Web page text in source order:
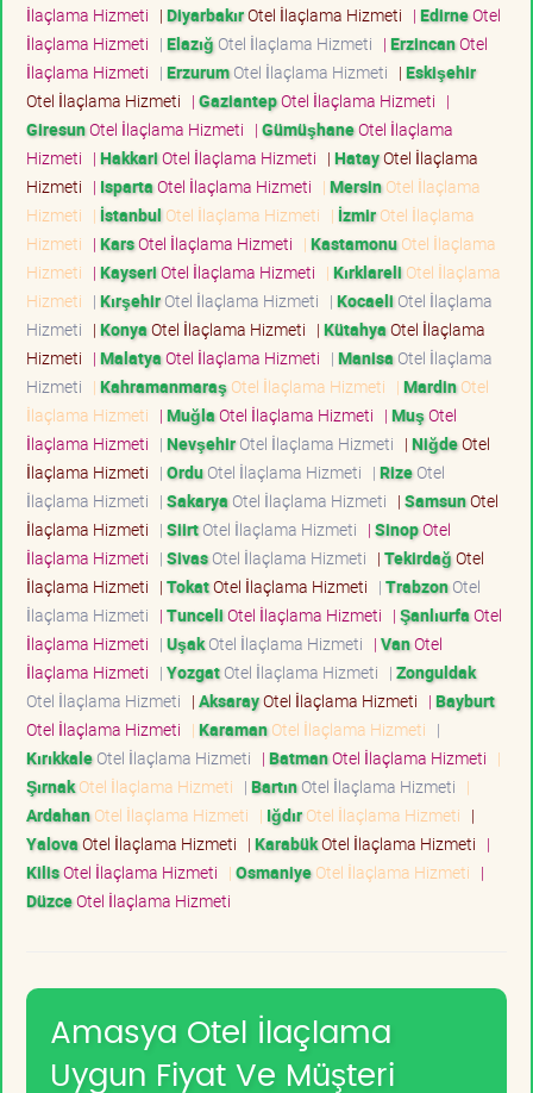
İlaçlama Hizmeti | DiyarbakırOtel İlaçlama Hizmeti | EdirneOtel
İlaçlama Hizmeti | Elazığ Otel İlaçlama Hizmeti | ErzincanOtel
İlaçlama Hizmeti | ErzurumOtel İlaçlama Hizmeti | Eskişehir
Otel İlaçlama Hizmeti | GaziantepOtel İlaçlama Hizmeti |
GiresunOtel İlaçlama Hizmeti | GümüşhaneOtel İlaçlama
Hizmeti | HakkariOtel İlaçlama Hizmeti | HatayOtel İlaçlama
Hizmeti | IspartaOtel İlaçlama Hizmeti | MersinOtel İlaçlama
Hizmeti | İstanbul Otel İlaçlama Hizmeti | İzmirOtel İlaçlama
Hizmeti | KarsOtel İlaçlama Hizmeti | KastamonuOtel İlaçlama
Hizmeti | KayseriOtel İlaçlama Hizmeti | Kırklareli Otel İlaçlama
Hizmeti | KırşehirOtel İlaçlama Hizmeti | Kocaeli Otel İlaçlama
Hizmeti | KonyaOtel İlaçlama Hizmeti | KütahyaOtel İlaçlama
Hizmeti | MalatyaOtel İlaçlama Hizmeti | Manisa Otel İlaçlama
Hizmeti | Kahramanmaraş Otel İlaçlama Hizmeti | MardinOtel
İlaçlama Hizmeti | MuğlaOtel İlaçlama Hizmeti | MuşOtel
İlaçlama Hizmeti | NevşehirOtel İlaçlama Hizmeti | NiğdeOtel
İlaçlama Hizmeti | OrduOtel İlaçlama Hizmeti | RizeOtel
İlaçlama Hizmeti | Sakarya Otel İlaçlama Hizmeti | SamsunOtel
İlaçlama Hizmeti | SiirtOtel İlaçlama Hizmeti | SinopOtel
İlaçlama Hizmeti | SivasOtel İlaçlama Hizmeti | TekirdağOtel
İlaçlama Hizmeti | TokatOtel İlaçlama Hizmeti | TrabzonOtel
İlaçlama Hizmeti | TunceliOtel İlaçlama Hizmeti | ŞanlıurfaOtel
İlaçlama Hizmeti | UşakOtel İlaçlama Hizmeti | VanOtel
İlaçlama Hizmeti | YozgatOtel İlaçlama Hizmeti | Zonguldak
Otel İlaçlama Hizmeti | AksarayOtel İlaçlama Hizmeti | Bayburt
Otel İlaçlama Hizmeti | KaramanOtel İlaçlama Hizmeti |
KırıkkaleOtel İlaçlama Hizmeti | BatmanOtel İlaçlama Hizmeti |
ŞırnakOtel İlaçlama Hizmeti | BartınOtel İlaçlama Hizmeti |
ArdahanOtel İlaçlama Hizmeti | IğdırOtel İlaçlama Hizmeti |
YalovaOtel İlaçlama Hizmeti | KarabükOtel İlaçlama Hizmeti |
KilisOtel İlaçlama Hizmeti | OsmaniyeOtel İlaçlama Hizmeti |
DüzceOtel İlaçlama Hizmeti
Amasya Otel İlaçlama
Uygun Fiyat Ve Müşteri